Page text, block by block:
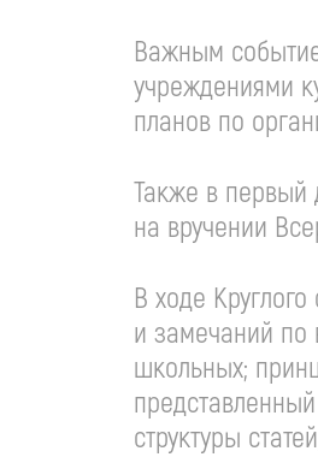
Важным
учреждениями
планов по
Также в первый
на вручении
В ходе
и замечаний по
школьных;
структуры